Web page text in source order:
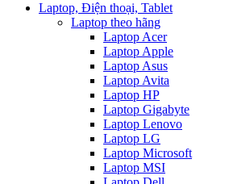
Laptop, Điện thoại, Tablet
Laptop theo hãng
Laptop Acer
Laptop Apple
Laptop Asus
Laptop Avita
Laptop HP
Laptop Gigabyte
Laptop Lenovo
Laptop LG
Laptop Microsoft
Laptop MSI